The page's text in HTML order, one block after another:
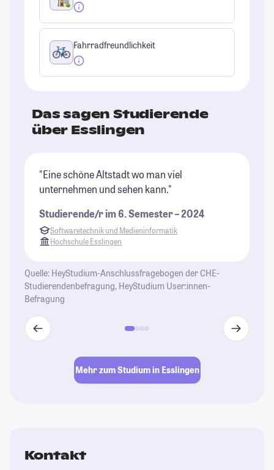
Fahrradfreundlichkeit
Das sagen Studierende
über Esslingen
"Eine schöne Altstadt wo man viel
unternehmen und sehen kann."
Studierende/r im 6. Semester – 2024
Softwaretechnik und Medieninformatik
Hochschule Esslingen
Quelle: HeyStudium-Anschlussfragebogen der CHE-
Studierendenbefragung, HeyStudium User:innen-
Befragung
Mehr zum Studium in Esslingen
Kontakt